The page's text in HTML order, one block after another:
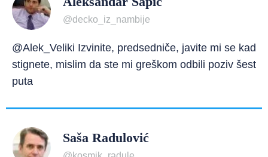
@decko_iz_nambije
@Alek_Veliki Izvinite, predsedniče, javite mi se kad
stignete, mislim da ste mi greškom odbili poziv šest
puta
Saša Radulović